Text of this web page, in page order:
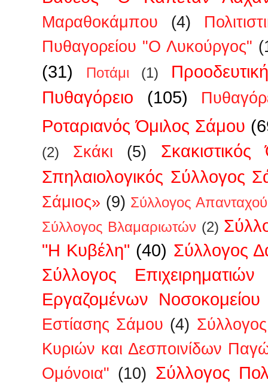
Μαραθοκάμπου (4)
Πυθαγορείου "Ο Λυκούργος"
(31) Ποτάμι (1)
Πυθαγόρειο
(105)
Ροταριανός Όμιλος Σάμου
(2) Σκάκι (5)
Σπηλαιολογικός Σύλλογος
Σάμιος» (9) Σύλλογος
Σύλλογος Βλαμαριωτών (2)
"Η Κυβέλη" (40) Σύλλογος
Σύλλογος
Εργαζομένων
Εστίασης Σάμου (4)
Κυριών και Δεσποινίδων
Ομόνοια" (10) Σύλλογος